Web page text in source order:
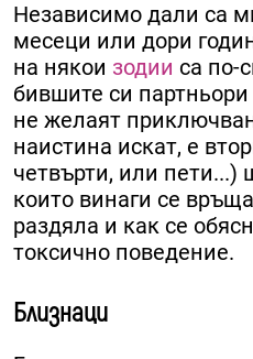
Независимо дали са
месеци или дори
на някои зодии са по-
бившите си
не желаят
наистина искат, е
четвърти, или пети...)
които винаги се
раздяла и как се
токсично поведение.
Близнаци